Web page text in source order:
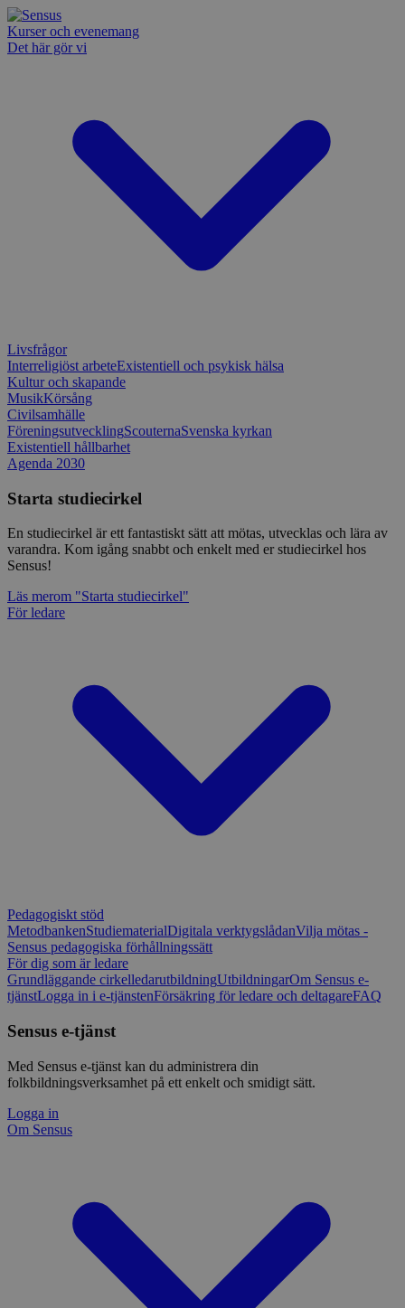
Kurser och evenemang
Det här gör vi
Livsfrågor
Interreligiöst arbeteExistentiell och psykisk hälsa
Kultur och skapande
MusikKörsång
Civilsamhälle
FöreningsutvecklingScouternaSvenska kyrkan
Existentiell hållbarhet
Agenda 2030
Starta studiecirkel
En studiecirkel är ett fantastiskt sätt att mötas, utvecklas och lära av
varandra. Kom igång snabbt och enkelt med er studiecirkel hos
Sensus!
Läs merom "Starta studiecirkel"
För ledare
Pedagogiskt stöd
MetodbankenStudiematerialDigitala verktygslådanVilja mötas -
Sensus pedagogiska förhållningssätt
För dig som är ledare
Grundläggande cirkelledarutbildningUtbildningarOm Sensus e-
tjänstLogga in i e-tjänstenFörsäkring för ledare och deltagareFAQ
Sensus e-tjänst
Med Sensus e-tjänst kan du administrera din
folkbildningsverksamhet på ett enkelt och smidigt sätt.
Logga in
Om Sensus